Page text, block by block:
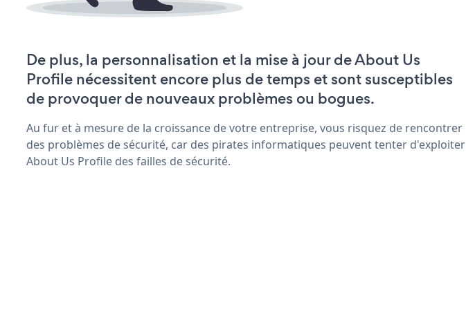
De plus, la personnalisation et la mise à jour de About Us
Profile nécessitent encore plus de temps et sont susceptibles
de provoquer de nouveaux problèmes ou bogues.
Au fur et à mesure de la croissance de votre entreprise, vous risquez de rencontrer
des problèmes de sécurité, car des pirates informatiques peuvent tenter d'exploiter
About Us Profile des failles de sécurité.